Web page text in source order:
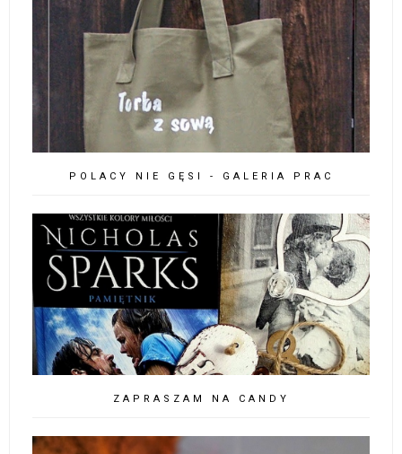
POLACY NIE GĘSI - GALERIA PRAC
ZAPRASZAM NA CANDY